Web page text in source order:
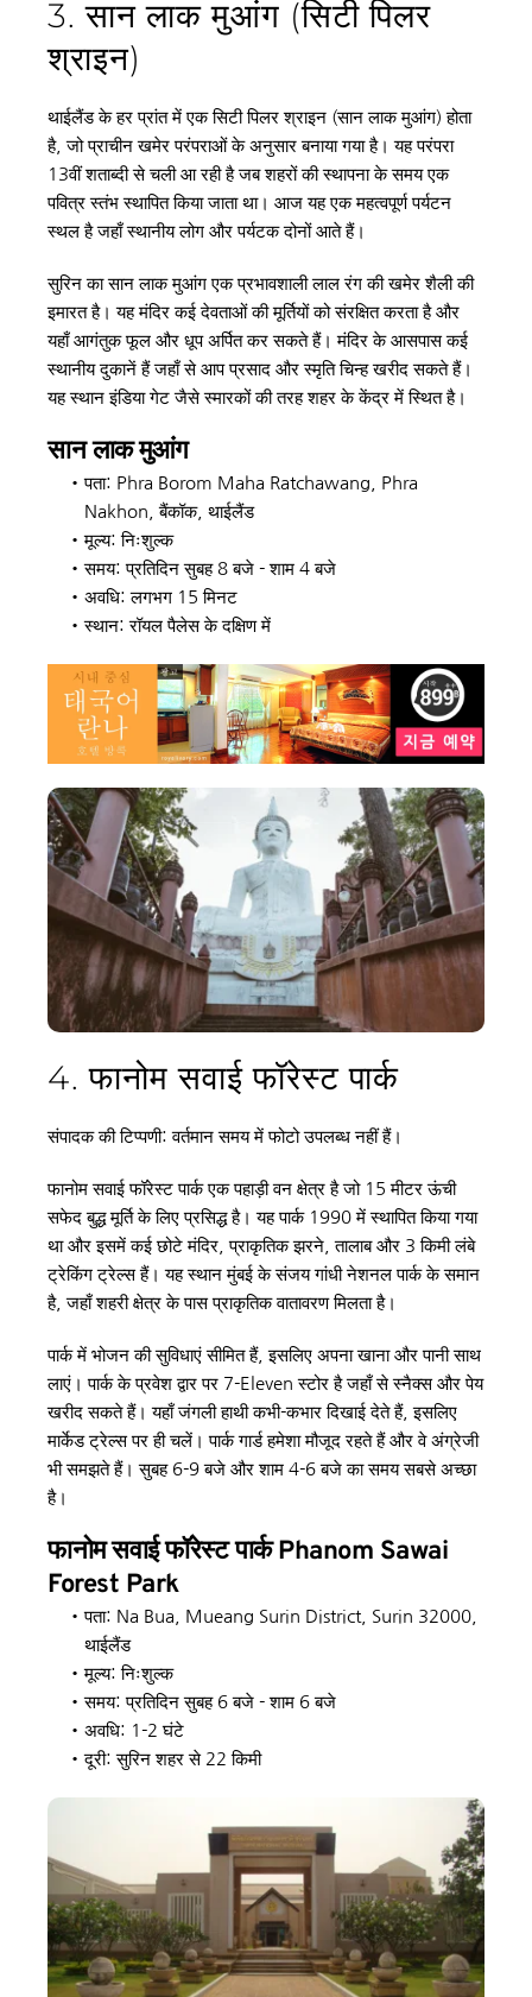
3. सान लाक मुआंग (सिटी पिलर
श्राइन)
थाईलैंड के हर प्रांत में एक सिटी पिलर श्राइन (सान लाक मुआंग) होता
है, जो प्राचीन खमेर परंपराओं के अनुसार बनाया गया है। यह परंपरा
13वीं शताब्दी से चली आ रही है जब शहरों की स्थापना के समय एक
पवित्र स्तंभ स्थापित किया जाता था। आज यह एक महत्वपूर्ण पर्यटन
स्थल है जहाँ स्थानीय लोग और पर्यटक दोनों आते हैं।
सुरिन का सान लाक मुआंग एक प्रभावशाली लाल रंग की खमेर शैली की
इमारत है। यह मंदिर कई देवताओं की मूर्तियों को संरक्षित करता है और
यहाँ आगंतुक फूल और धूप अर्पित कर सकते हैं। मंदिर के आसपास कई
स्थानीय दुकानें हैं जहाँ से आप प्रसाद और स्मृति चिन्ह खरीद सकते हैं।
यह स्थान इंडिया गेट जैसे स्मारकों की तरह शहर के केंद्र में स्थित है।
सान लाक मुआंग
पता: Phra Borom Maha Ratchawang, Phra
Nakhon, बैंकॉक, थाईलैंड
मूल्य: निःशुल्क
समय: प्रतिदिन सुबह 8 बजे - शाम 4 बजे
अवधि: लगभग 15 मिनट
स्थान: रॉयल पैलेस के दक्षिण में
4. फानोम सवाई फॉरेस्ट पार्क
संपादक की टिप्पणी: वर्तमान समय में फोटो उपलब्ध नहीं हैं।
फानोम सवाई फॉरेस्ट पार्क एक पहाड़ी वन क्षेत्र है जो 15 मीटर ऊंची
सफेद बुद्ध मूर्ति के लिए प्रसिद्ध है। यह पार्क 1990 में स्थापित किया गया
था और इसमें कई छोटे मंदिर, प्राकृतिक झरने, तालाब और 3 किमी लंबे
ट्रेकिंग ट्रेल्स हैं। यह स्थान मुंबई के संजय गांधी नेशनल पार्क के समान
है, जहाँ शहरी क्षेत्र के पास प्राकृतिक वातावरण मिलता है।
पार्क में भोजन की सुविधाएं सीमित हैं, इसलिए अपना खाना और पानी साथ
लाएं। पार्क के प्रवेश द्वार पर 7-Eleven स्टोर है जहाँ से स्नैक्स और पेय
खरीद सकते हैं। यहाँ जंगली हाथी कभी-कभार दिखाई देते हैं, इसलिए
मार्केड ट्रेल्स पर ही चलें। पार्क गार्ड हमेशा मौजूद रहते हैं और वे अंग्रेजी
भी समझते हैं। सुबह 6-9 बजे और शाम 4-6 बजे का समय सबसे अच्छा
है।
फानोम सवाई फॉरेस्ट पार्क Phanom Sawai
Forest Park
पता: Na Bua, Mueang Surin District, Surin 32000,
थाईलैंड
मूल्य: निःशुल्क
समय: प्रतिदिन सुबह 6 बजे - शाम 6 बजे
अवधि: 1-2 घंटे
दूरी: सुरिन शहर से 22 किमी